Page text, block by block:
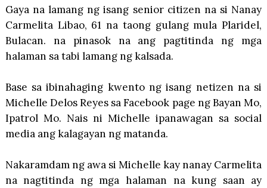
Gaya na lamang ng isang senior citizen na si Nanay
Carmelita Libao, 61 na taong gulang mula Plaridel,
Bulacan. na pinasok na ang pagtitinda ng mga
halaman sa tabi lamang ng kalsada.
Base sa ibinahaging kwento ng isang netizen na si
Michelle Delos Reyes sa Facebook page ng Bayan Mo,
Ipatrol Mo. Nais ni Michelle ipanawagan sa social
media ang kalagayan ng matanda.
Nakaramdam ng awa si Michelle kay nanay Carmelita
na nagtitinda ng mga halaman na kung saan ay